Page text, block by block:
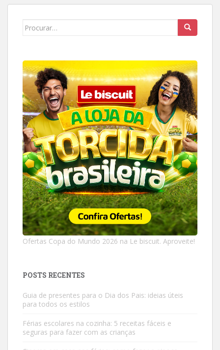
Search
Ofertas Copa do Mundo 2026 na Le biscuit. Aproveite!
POSTS RECENTES
Guia de presentes para o Dia dos Pais: ideias úteis
para todos os estilos
Férias escolares na cozinha: 5 receitas fáceis e
seguras para fazer com as crianças